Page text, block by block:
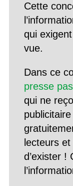
Cette
qui
vue.
Dans ce
presse
qui ne
lecteurs
d’exister !